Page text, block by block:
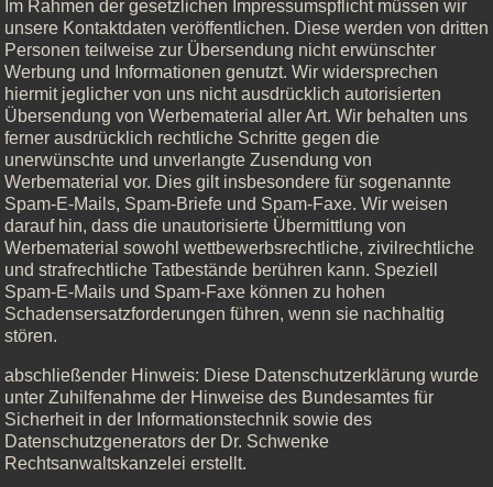
Im Rahmen der gesetzlichen Impressumspflicht müssen wir
unsere Kontaktdaten veröffentlichen. Diese werden von dritten
Personen teilweise zur Übersendung nicht erwünschter
Werbung und Informationen genutzt. Wir widersprechen
hiermit jeglicher von uns nicht ausdrücklich autorisierten
Übersendung von Werbematerial aller Art. Wir behalten uns
ferner ausdrücklich rechtliche Schritte gegen die
unerwünschte und unverlangte Zusendung von
Werbematerial vor. Dies gilt insbesondere für sogenannte
Spam-E-Mails, Spam-Briefe und Spam-Faxe. Wir weisen
darauf hin, dass die unautorisierte Übermittlung von
Werbematerial sowohl wettbewerbsrechtliche, zivilrechtliche
und strafrechtliche Tatbestände berühren kann. Speziell
Spam-E-Mails und Spam-Faxe können zu hohen
Schadensersatzforderungen führen, wenn sie nachhaltig
stören.
abschließender Hinweis: Diese Datenschutzerklärung wurde
unter Zuhilfenahme der Hinweise des Bundesamtes für
Sicherheit in der Informationstechnik sowie des
Datenschutzgenerators der Dr. Schwenke
Rechtsanwaltskanzelei erstellt.